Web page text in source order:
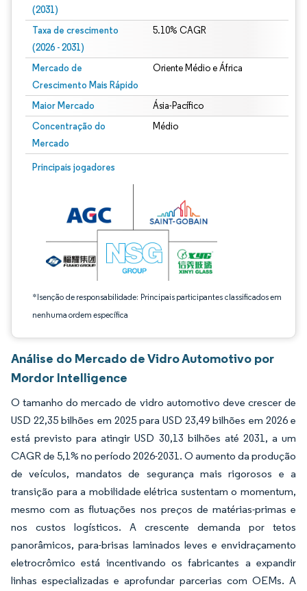
(2031)
Taxa de crescimento
(2026 - 2031)
5.10% CAGR
Mercado de
Crescimento Mais Rápido
Oriente Médio e África
Maior Mercado Ásia-Pacífico
Concentração do
Mercado
Médio
Principais jogadores
*Isenção de responsabilidade: Principais participantes classificados em
nenhuma ordem específica
Imagem © Mordor Intelligence. O reuso requer atribuição conforme CC BY 4.0.
Análise do Mercado de Vidro Automotivo por
Mordor Intelligence
O tamanho do mercado de vidro automotivo deve crescer de
USD 22,35 bilhões em 2025 para USD 23,49 bilhões em 2026 e
está previsto para atingir USD 30,13 bilhões até 2031, a um
CAGR de 5,1% no período 2026-2031. O aumento da produção
de veículos, mandatos de segurança mais rigorosos e a
transição para a mobilidade elétrica sustentam o momentum,
mesmo com as flutuações nos preços de matérias-primas e
nos custos logísticos. A crescente demanda por tetos
panorâmicos, para-brisas laminados leves e envidraçamento
eletrocrômico está incentivando os fabricantes a expandir
linhas especializadas e aprofundar parcerias com OEMs. A